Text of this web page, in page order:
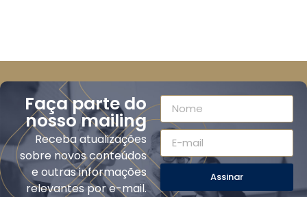
Faça parte do
nosso mailing
Receba atualizações
sobre novos conteúdos
e outras informações
relevantes por e-mail.
Assinar